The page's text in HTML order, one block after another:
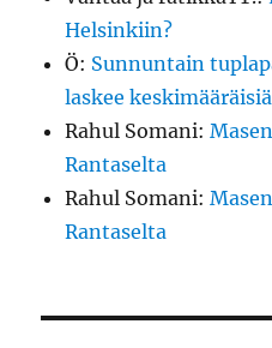
Helsinkiin?
Ö: Sunnuntain
laskee
Rahul Somani:
Rantaselta
Rahul Somani:
Rantaselta